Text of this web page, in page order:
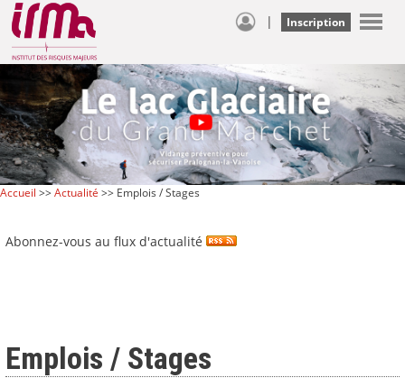
| Inscription
Accueil >>Actualité >> Emplois / Stages
Abonnez-vous au flux d'actualité
Emplois / Stages